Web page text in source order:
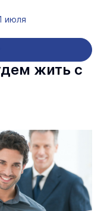
июля
жить с